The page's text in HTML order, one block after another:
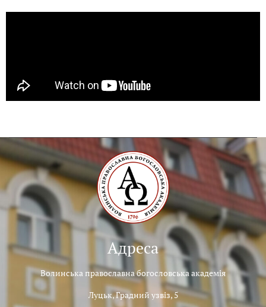
Адреса
Волинська православна богословська академія
Луцьк, Градний узвіз, 5